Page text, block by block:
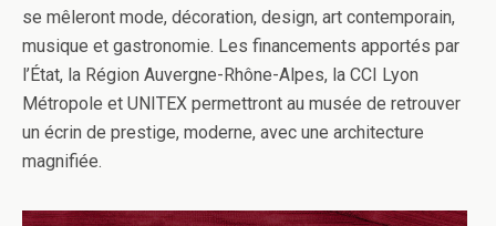
se mêleront mode, décoration, design, art contemporain,
musique et gastronomie. Les financements apportés par
l’État, la Région Auvergne-Rhône-Alpes, la CCI Lyon
Métropole et UNITEX permettront au musée de retrouver
un écrin de prestige, moderne, avec une architecture
magnifiée.